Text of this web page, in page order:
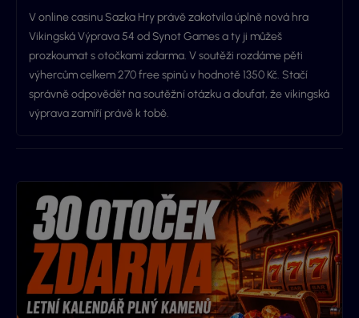
V online casinu Sazka Hry právě zakotvila úplně nová hra
Vikingská Výprava 54 od Synot Games a ty ji můžeš
prozkoumat s otočkami zdarma. V soutěži rozdáme pěti
výhercům celkem 270 free spinů v hodnotě 1350 Kč. Stačí
správně odpovědět na soutěžní otázku a doufat, že vikingská
výprava zamíří právě k tobě.